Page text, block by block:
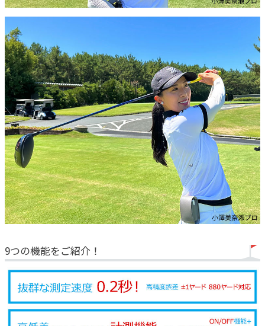
9つの機能をご紹介！